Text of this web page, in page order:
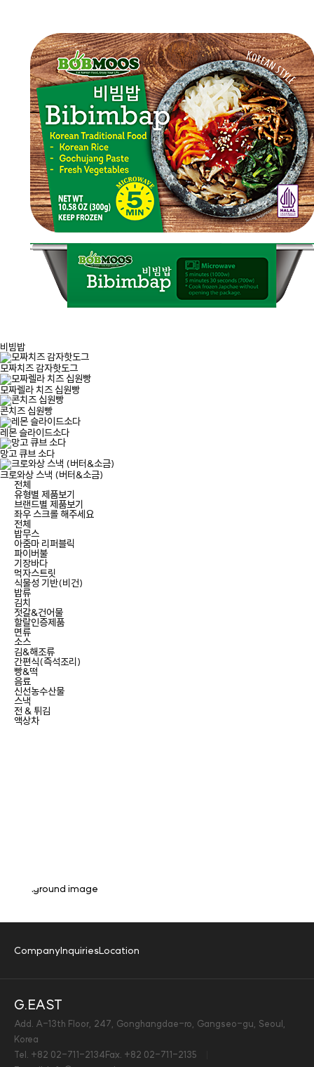
비빔밥
모짜치즈 감자핫도그
모짜렐라 치즈 십원빵
콘치즈 십원빵
레몬 슬라이드소다
망고 큐브 소다
크로와상 스낵 (버터&소금)
전체
유형별 제품보기
브랜드별 제품보기
좌우 스크롤 해주세요
전체
밥무스
아줌마 리퍼블릭
파이버불
기장바다
먹자스트릿
식물성 기반(비건)
밥류
김치
젓갈&건어물
할랄인증제품
면류
소스
김&해조류
간편식(즉석조리)
빵&떡
음료
신선농수산물
스낵
전 & 튀김
액상차
CompanyInquiriesLocation
G.EAST
Add. A-13th Floor, 247, Gonghangdae-ro, Gangseo-gu, Seoul,
Korea
Tel. +82 02-711-2134 Fax. +82 02-711-2135